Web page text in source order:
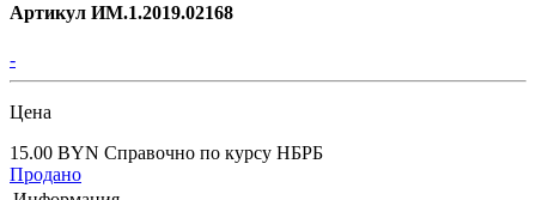
Артикул ИМ.1.2019.02168
-
Цена
15.00 BYN Справочно по курсу НБРБ
Продано